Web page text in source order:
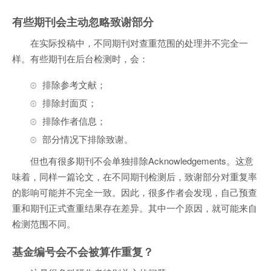
有些期刊会主动忽略致谢部分
在实际投稿中，不同期刊对查重范围的处理并不完全一
样。有些期刊在后台检测时，会：
排除参考文献；
排除封面页；
排除作者信息；
部分情况下排除致谢。
但也有很多期刊不会单独排除Acknowledgements。这意
味着，同样一篇论文，在不同期刊检测后，致谢部分对重复率
的影响可能并不完全一致。因此，很多作者会发现，自己预查
重和期刊正式查重结果存在差异。其中一个原因，就可能来自
检测范围不同。
基金编号会不会被算作重复？